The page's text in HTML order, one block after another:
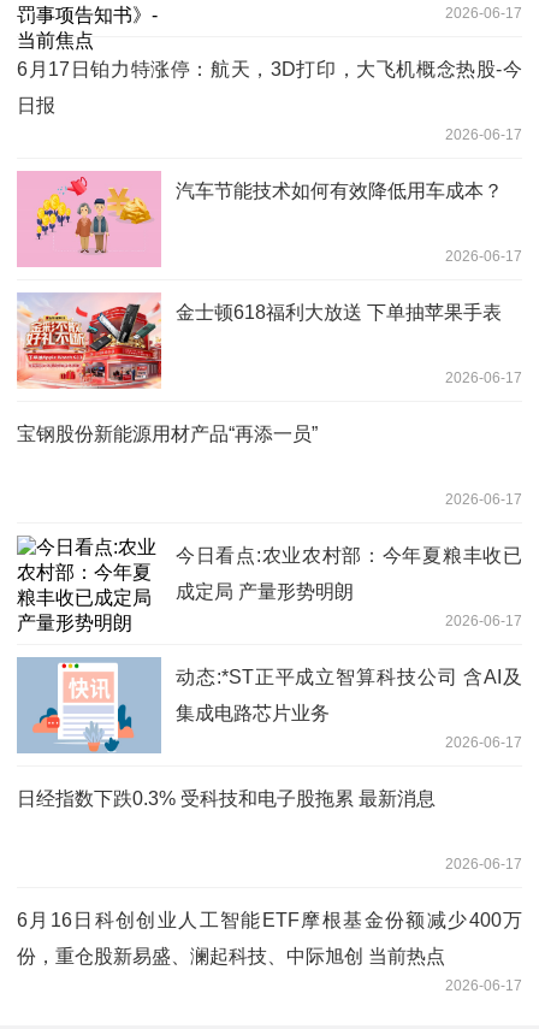
2026-06-17
6月17日铂力特涨停：航天，3D打印，大飞机概念热股-今
日报
2026-06-17
汽车节能技术如何有效降低用车成本？
2026-06-17
金士顿618福利大放送 下单抽苹果手表
2026-06-17
宝钢股份新能源用材产品“再添一员”
2026-06-17
今日看点:农业农村部：今年夏粮丰收已
成定局 产量形势明朗
2026-06-17
动态:*ST正平成立智算科技公司 含AI及
集成电路芯片业务
2026-06-17
日经指数下跌0.3% 受科技和电子股拖累 最新消息
2026-06-17
6月16日科创创业人工智能ETF摩根基金份额减少400万
份，重仓股新易盛、澜起科技、中际旭创 当前热点
2026-06-17